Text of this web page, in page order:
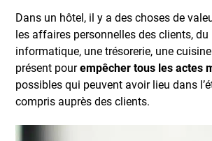
Dans un hôtel, il y a des choses de
les affaires personnelles des clients, du
informatique, une trésorerie, une
présent pourempêcher tous les actes
possibles qui peuvent avoir lieu dans
compris auprès des clients.